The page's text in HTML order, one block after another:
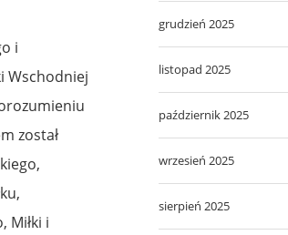
i
Wschodniej
został
Miłki i
grudzień 2025
listopad 2025
październik 2025
wrzesień 2025
sierpień 2025